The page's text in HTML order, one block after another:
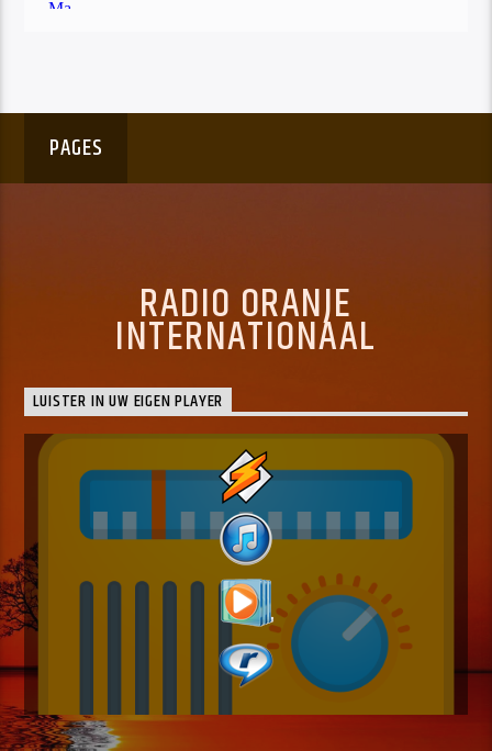
PAGES
RADIO ORANJE
INTERNATIONAAL
LUISTER IN UW EIGEN PLAYER